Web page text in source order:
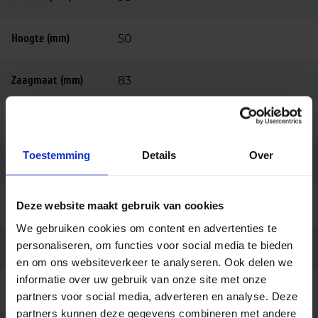
Toestemming Details Over
Deze website maakt gebruik van cookies
We gebruiken cookies om content en advertenties te
personaliseren, om functies voor social media te bieden
en om ons websiteverkeer te analyseren. Ook delen we
informatie over uw gebruik van onze site met onze
partners voor social media, adverteren en analyse. Deze
partners kunnen deze gegevens combineren met andere
Hoogte (mm) 50
Zaagmaat (mm) 83
Vorm Vierkant
Montage Inbouw
Insteekconnector